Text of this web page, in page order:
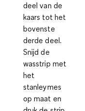
deel van de
kaars tot het
bovenste
derde deel.
Snijd de
wasstrip met
het
stanleymes
op maat en